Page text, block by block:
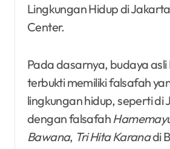
Lingkungan Hidup di
Center.
Pada dasarnya, budaya asli
terbukti memiliki falsafah
lingkungan hidup, seperti di
dengan falsafah
Bawana, Tri Hita Karanadi